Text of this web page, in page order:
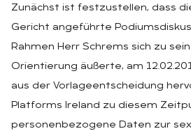
Zunächst ist festzustellen, dass
Gericht angeführte
Rahmen Herr Schrems sich zu
Orientierung äußerte, am
aus der Vorlageentscheidung
Platforms Ireland zu diesem
personenbezogene Daten zur